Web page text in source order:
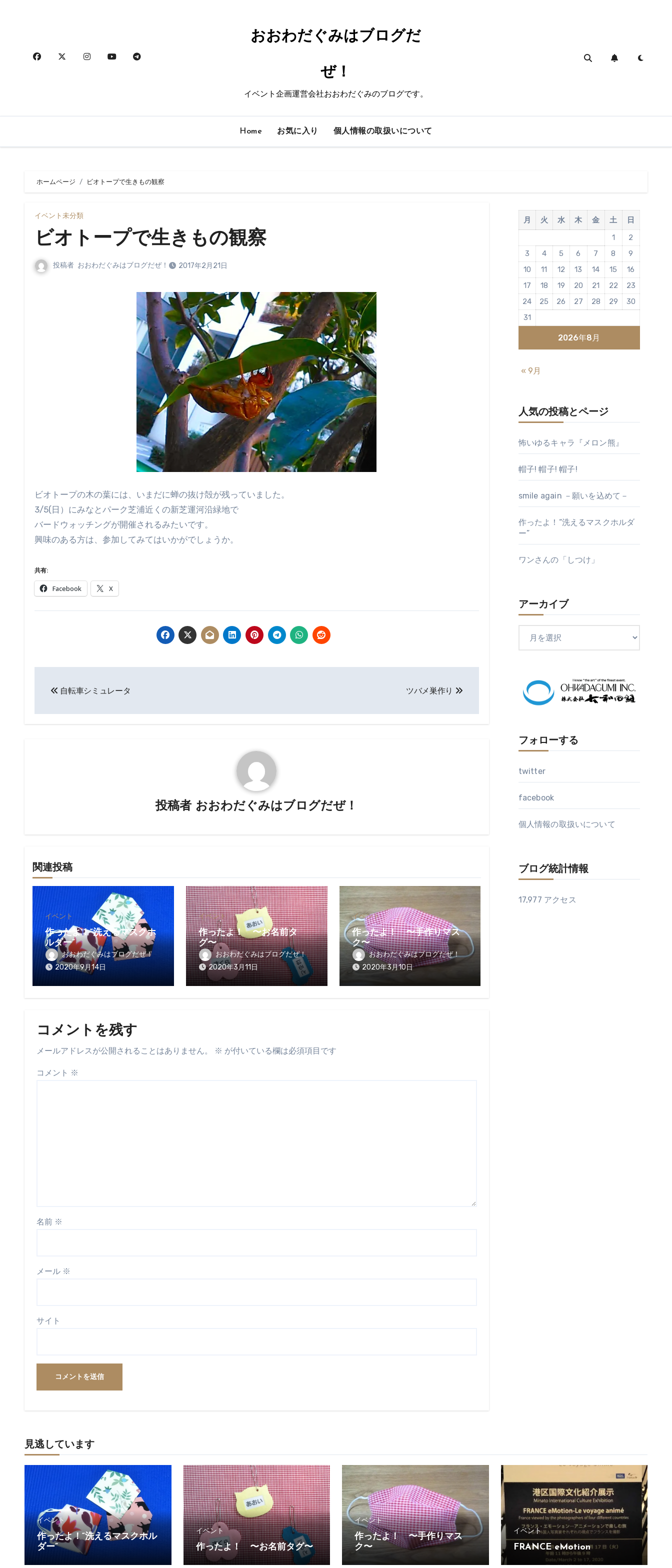
おおわだぐみはブログだ
ぜ！
イベント企画運営会社おおわだぐみのブログです。
Home お気に入り 個人情報の取扱いについて
ホームページ ビオトープで生きもの観察
イベント未分類
ビオトープで生きもの観察
投稿者 おおわだぐみはブログだぜ！ 2017年2月21日
ビオトープの木の葉には、いまだに蝉の抜け殻が残っていました。
3/5(日）にみなとパーク芝浦近くの新芝運河沿緑地で
バードウォッチングが開催されるみたいです。
興味のある方は、参加してみてはいかがでしょうか。
共有:
Facebook X
ナ
自転車シミュレータ ツバメ巣作り
投稿者 おおわだぐみはブログだぜ！
関連投稿
イベント
作ったよ！“洗えるマスクホ
ルダー”
おおわだぐみはブログだぜ！
2020年9月14日
イベント
作ったよ！ 〜お名前タ
グ〜
おおわだぐみはブログだぜ！
2020年3月11日
イベント
作ったよ！ 〜手作りマス
ク〜
おおわだぐみはブログだぜ！
2020年3月10日
コメントを残す
メールアドレスが公開されることはありません。 ※ が付いている欄は必須項目です
コメント ※
名前 ※
メール ※
サイト
2026年8月
月 火 水 木 金 土
日
1
2
3
4 5 6 7 8
9
10
11 12 13 14 15
16
17
18 19 20 21 22
23
24
25 26 27 28 29
30
31
« 9月
人気の投稿とページ
怖いゆるキャラ『メロン熊』
帽子! 帽子! 帽子!
smile again －願いを込めて－
作ったよ！“洗えるマスクホルダ
ー”
ワンさんの「しつけ」
アーカイブ
ブ
フォローする
twitter
facebook
個人情報の取扱いについて
ブログ統計情報
17,977 アクセス
見逃しています
イベント
作ったよ！“洗えるマスクホル
ダー”
イベント
作ったよ！ 〜お名前タグ〜
イベント
作ったよ！ 〜手作りマス
ク〜
イベント
FRANCE eMotion